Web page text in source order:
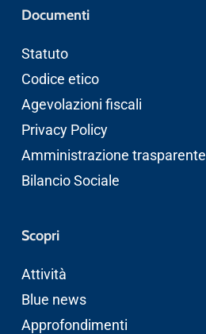
Documenti
Statuto
Codice etico
Agevolazioni fiscali
Privacy Policy
Amministrazione trasparente
Bilancio Sociale
Scopri
Attività
Blue news
Approfondimenti